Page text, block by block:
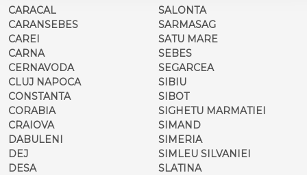
CARACAL
CARANSEBES
CAREI
CARNA
CERNAVODA
CLUJ NAPOCA
CONSTANTA
CORABIA
CRAIOVA
DABULENI
DEJ
DESA
SALONTA
SARMASAG
SATU MARE
SEBES
SEGARCEA
SIBIU
SIBOT
SIGHETU MARMATIEI
SIMAND
SIMERIA
SIMLEU SILVANIEI
SLATINA